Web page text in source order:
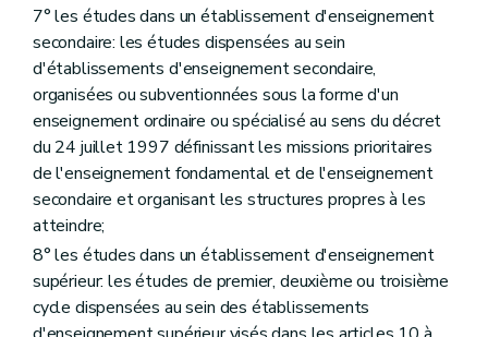
Section 7 Précompte immobilier
Art. 59
Section 8 Sous location
Art. 60
Art. 61
Section 9 Garantie
Art. 62
Section 10 Transmission de l'habitation louée
Art. 63
Section 11 Intervention d'un tiers à la location de l'immeuble
Art. 64
Chapitre IV Dispositions particulières relatives au bail de colocation
Art. 65
Art. 66
Art. 67
Art. 68
7° les études dans un établissement d'enseignement
secondaire: les études dispensées au sein
d'établissements d'enseignement secondaire,
organisées ou subventionnées sous la forme d'un
enseignement ordinaire ou spécialisé au sens du décret
du 24 juillet 1997 définissant les missions prioritaires
de l'enseignement fondamental et de l'enseignement
secondaire et organisant les structures propres à les
atteindre;
8° les études dans un établissement d'enseignement
supérieur: les études de premier, deuxième ou troisième
cycle dispensées au sein des établissements